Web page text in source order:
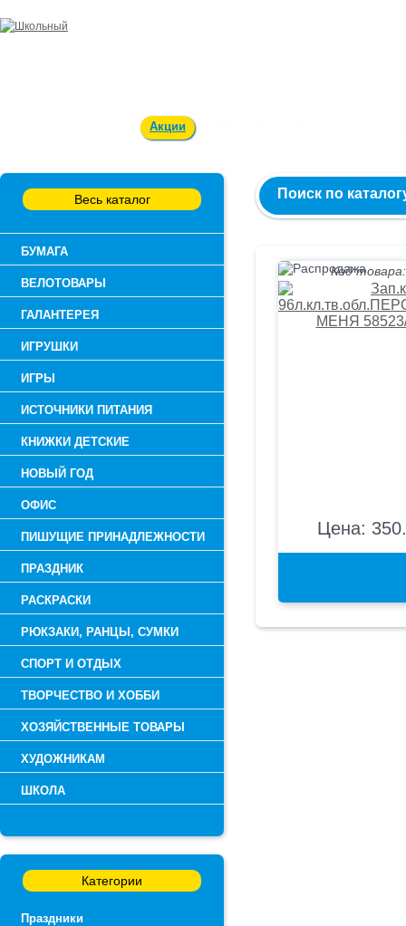
Акции
Весь каталог
БУМАГА
ВЕЛОТОВАРЫ
ГАЛАНТЕРЕЯ
ИГРУШКИ
ИГРЫ
ИСТОЧНИКИ ПИТАНИЯ
КНИЖКИ ДЕТСКИЕ
НОВЫЙ ГОД
ОФИС
ПИШУЩИЕ ПРИНАДЛЕЖНОСТИ
ПРАЗДНИК
РАСКРАСКИ
РЮКЗАКИ, РАНЦЫ, СУМКИ
СПОРТ И ОТДЫХ
ТВОРЧЕСТВО И ХОББИ
ХОЗЯЙСТВЕННЫЕ ТОВАРЫ
ХУДОЖНИКАМ
ШКОЛА
Категории
Праздники
Поиск по
Код
Цена: